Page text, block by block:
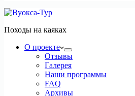
Походы на каяках
О проекте
Отзывы
Галерея
Наши программы
FAQ
Архивы